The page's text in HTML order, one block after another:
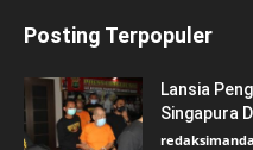
Posting Terpopuler
Lansia
Singapura